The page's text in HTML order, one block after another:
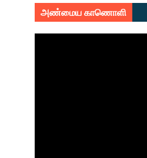
அண்மைய காணொளி